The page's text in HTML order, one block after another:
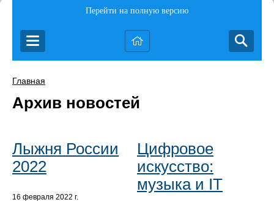
Перейти на полную версию
Главная
Архив новостей
Лыжня России
2022
16 февраля 2022 г.
Цифровое
искусство:
музыка и IT